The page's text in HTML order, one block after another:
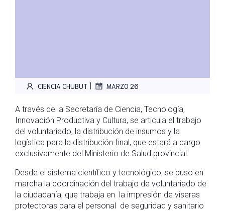
CIENCIA CHUBUT | MARZO 26
A través de la Secretaría de Ciencia, Tecnología,
Innovación Productiva y Cultura, se articula el trabajo
del voluntariado, la distribución de insumos y la
logística para la distribución final, que estará a cargo
exclusivamente del Ministerio de Salud provincial.
Desde el sistema científico y tecnológico, se puso en
marcha la coordinación del trabajo de voluntariado de
la ciudadanía, que trabaja en la impresión de viseras
protectoras para el personal de seguridad y sanitario